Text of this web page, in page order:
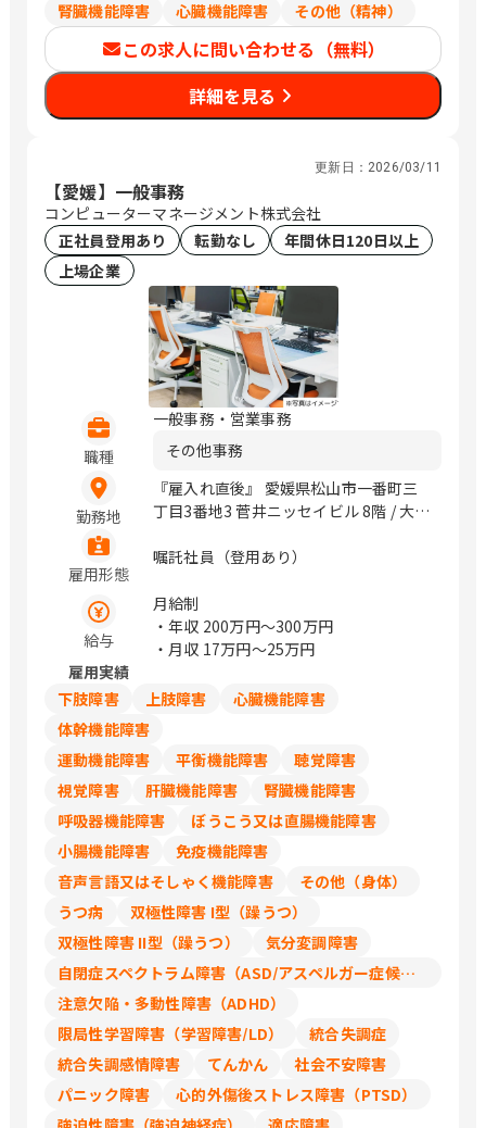
腎臓機能障害 心臓機能障害 その他（精神）
この求人に問い合わせる（無料）
詳細を見る
更新日： 2026/03/11
【愛媛】一般事務
コンピューターマネージメント株式会社
正社員登用あり
転勤なし
年間休日120日以上
上場企業
職種
一般事務・営業事務
その他事務
勤務地
『雇入れ直後』 愛媛県松山市一番町三
丁目3番地3 菅井ニッセイビル 8階 / 大街
雇用形態
嘱託社員（登用あり）
給与
月給制
・年収 200万円〜300万円
・月収 17万円〜25万円
雇用実績
下肢障害
上肢障害
心臓機能障害
体幹機能障害
運動機能障害
平衡機能障害
聴覚障害
視覚障害
肝臓機能障害
腎臓機能障害
呼吸器機能障害
ぼうこう又は直腸機能障害
小腸機能障害
免疫機能障害
音声言語又はそしゃく機能障害
その他（身体）
うつ病
双極性障害 I型（躁うつ）
双極性障害 II型（躁うつ）
気分変調障害
自閉症スペクトラム障害（ASD/アスペルガー症候群/広汎性発達障害）
注意欠陥・多動性障害（ADHD）
限局性学習障害（学習障害/LD）
統合失調症
統合失調感情障害
てんかん
社会不安障害
パニック障害
心的外傷後ストレス障害（PTSD）